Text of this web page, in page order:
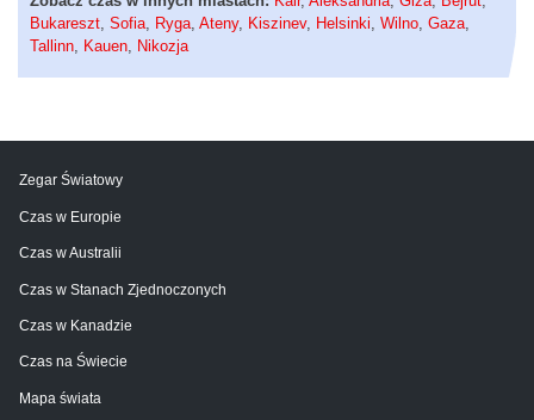
Bukareszt Sofia Ryga Ateny, Kiszinev, Helsinki Wilno Gaza
Tallinn
Kauen Nikozja
Zegar Światowy
Czas w Europie
Czas w Australii
Czas w Stanach Zjednoczonych
Czas w Kanadzie
Czas na Świecie
Mapa świata